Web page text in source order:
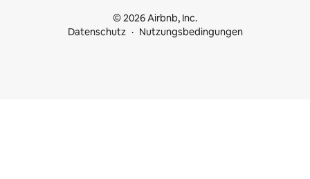
© 2026 Airbnb, Inc.
Datenschutz
Nutzungsbedingungen